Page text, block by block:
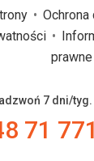
prawne
7 dni/
71